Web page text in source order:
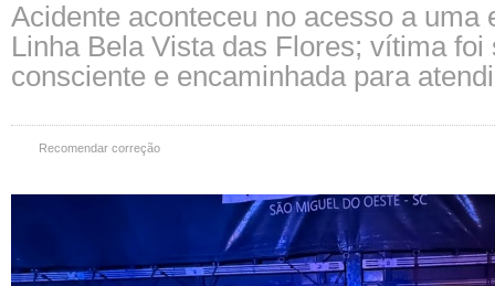
Acidente aconteceu no acesso a uma
Linha Bela Vista das Flores; vítima foi
consciente e encaminhada para
Recomendar correção